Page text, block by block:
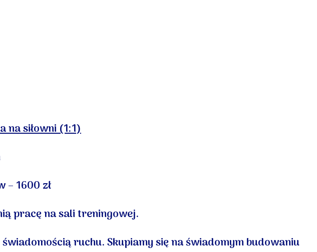
na siłowni (1:1)
– 1600 zł
pracę na sali treningowej.
ruchu.Skupiamy się na świadomym budowaniu